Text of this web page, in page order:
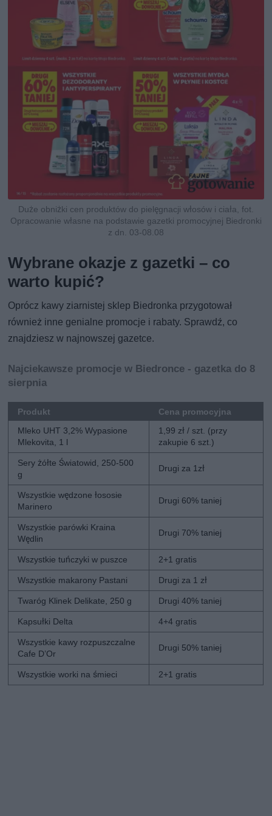
Duże obniżki cen produktów do pielęgnacji włosów i ciała, fot.
Opracowanie własne na podstawie gazetki promocyjnej Biedronki
z dn. 03-08.08
Wybrane okazje z gazetki – co
warto kupić?
Oprócz kawy ziarnistej sklep Biedronka przygotował
również inne genialne promocje i rabaty. Sprawdź, co
znajdziesz w najnowszej gazetce.
Najciekawsze promocje w Biedronce - gazetka do 8
sierpnia
Produkt
Cena promocyjna
Mleko UHT 3,2% Wypasione
Mlekovita, 1 l
1,99 zł / szt. (przy
zakupie 6 szt.)
Sery żółte Światowid, 250-500
g
Drugi za 1zł
Wszystkie wędzone łososie
Marinero
Drugi 60% taniej
Wszystkie parówki Kraina
Wędlin
Drugi 70% taniej
Wszystkie tuńczyki w puszce 2+1 gratis
Wszystkie makarony Pastani Drugi za 1 zł
Twaróg Klinek Delikate, 250 g Drugi 40% taniej
Kapsułki Delta 4+4 gratis
Wszystkie kawy rozpuszczalne
Cafe D’Or
Drugi 50% taniej
Wszystkie worki na śmieci 2+1 gratis